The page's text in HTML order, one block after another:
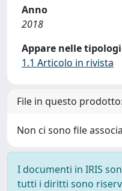
Anno
2018
Appare nelle
1.1 Articolo in rivista
File in questo prodotto:
Non ci sono file
I documenti in IRIS
tutti i diritti sono